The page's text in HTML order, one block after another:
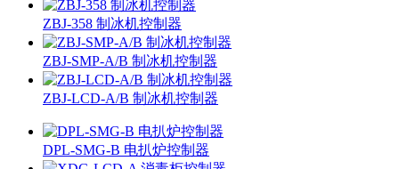
ZBJ-358 制冰机控制器
ZBJ-SMP-A/B 制冰机控制器
ZBJ-LCD-A/B 制冰机控制器
DPL-SMG-B 电扒炉控制器